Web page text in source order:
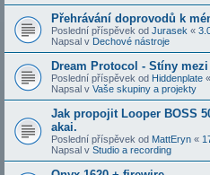
Přehrávání doprovodů k
Poslední příspěvek od Jurasek «
Napsal v Dechové nástroje
Dream Protocol - Stíny
Poslední příspěvek od Hiddenplate «
Napsal v Vaše skupiny a projekty
Jak propojit Looper BOSS
akai.
Poslední příspěvek od MattEryn «
Napsal v Studio a recording